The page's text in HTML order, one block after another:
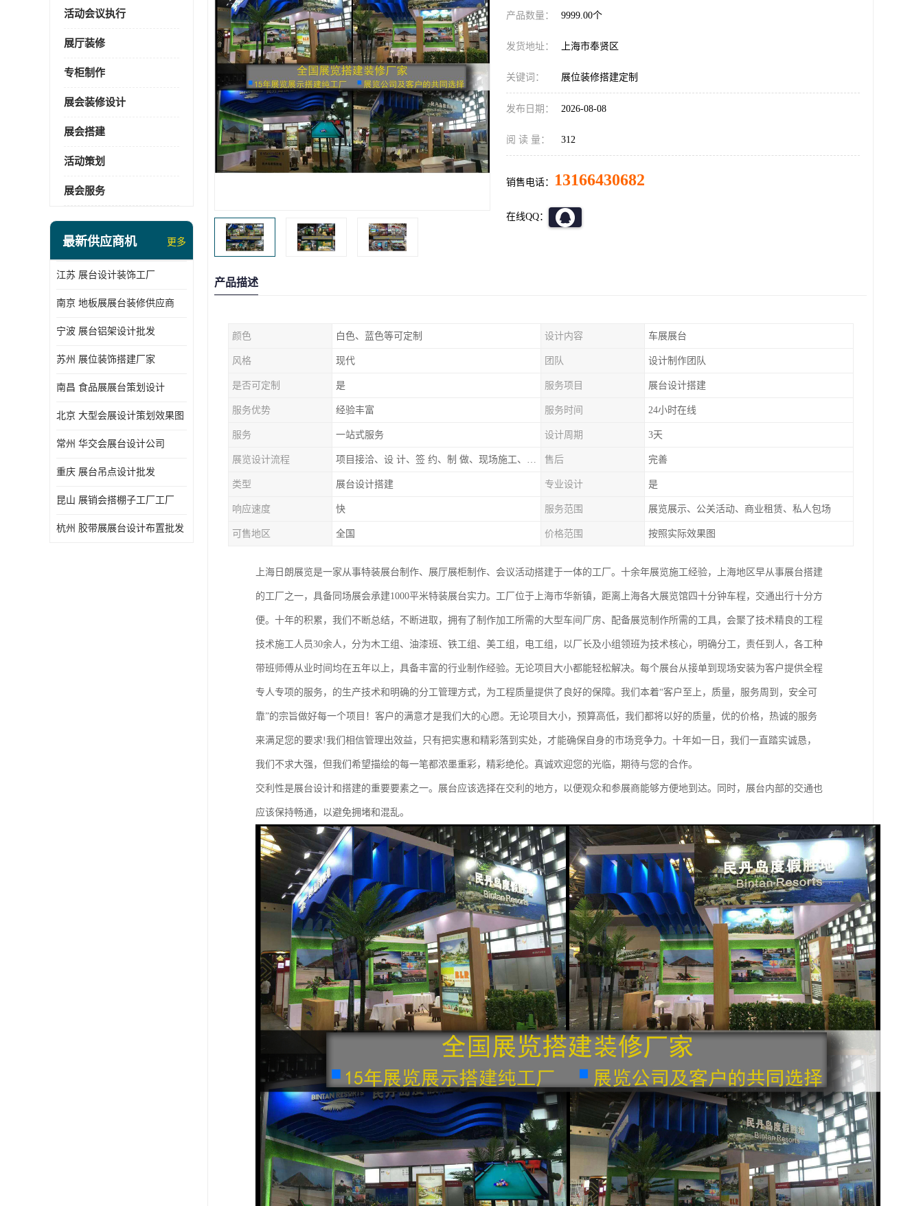
活动会议执行
展厅装修
专柜制作
展会装修设计
展会搭建
活动策划
展会服务
最新供应商机 更多
江苏 展台设计装饰工厂
南京 地板展展台装修供应商
宁波 展台铝架设计批发
苏州 展位装饰搭建厂家
南昌 食品展展台策划设计
北京 大型会展设计策划效果图
常州 华交会展台设计公司
重庆 展台吊点设计批发
昆山 展销会搭棚子工厂工厂
杭州 胶带展展台设计布置批发
产品数量： 9999.00个
发货地址： 上海市奉贤区
关键词： 展位装修搭建定制
发布日期： 2026-08-08
阅 读 量： 312
销售电话： 13166430682
在线QQ：
产品描述
颜色 白色、蓝色等可定制 设计内容 车展展台
风格 现代 团队 设计制作团队
是否可定制 是 服务项目 展台设计搭建
服务优势 经验丰富 服务时间 24小时在线
服务 一站式服务 设计周期 3天
展览设计流程 项目接洽、设 计、签 约、制 做、现场施工、展期服务、后续跟踪 售后 完善
类型 展台设计搭建 专业设计 是
响应速度 快 服务范围 展览展示、公关活动、商业租赁、私人包场
可售地区 全国 价格范围 按照实际效果图
上海日朗展览是一家从事特装展台制作、展厅展柜制作、会议活动搭建于一体的工厂。十余年展览施工经验，上海地区早从事展台搭建
的工厂之一，具备同场展会承建1000平米特装展台实力。工厂位于上海市华新镇，距离上海各大展览馆四十分钟车程，交通出行十分方
便。十年的积累，我们不断总结，不断进取，拥有了制作加工所需的大型车间厂房、配备展览制作所需的工具，会聚了技术精良的工程
技术施工人员30余人，分为木工组、油漆班、铁工组、美工组，电工组，以厂长及小组领班为技术核心，明确分工，责任到人，各工种
带班师傅从业时间均在五年以上，具备丰富的行业制作经验。无论项目大小都能轻松解决。每个展台从接单到现场安装为客户提供全程
专人专项的服务，的生产技术和明确的分工管理方式，为工程质量提供了良好的保障。我们本着“客户至上，质量，服务周到，安全可
靠”的宗旨做好每一个项目！客户的满意才是我们大的心愿。无论项目大小，预算高低，我们都将以好的质量，优的价格，热诚的服务
来满足您的要求!我们相信管理出效益，只有把实惠和精彩落到实处，才能确保自身的市场竞争力。十年如一日，我们一直踏实诚恳，
我们不求大强，但我们希望描绘的每一笔都浓墨重彩，精彩绝伦。真诚欢迎您的光临，期待与您的合作。
交利性是展台设计和搭建的重要要素之一。展台应该选择在交利的地方，以便观众和参展商能够方便地到达。同时，展台内部的交通也
应该保持畅通，以避免拥堵和混乱。